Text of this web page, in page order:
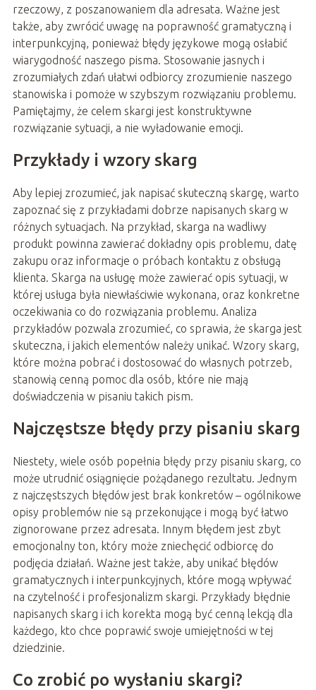
rzeczowy, z poszanowaniem dla adresata. Ważne jest
także, aby zwrócić uwagę na poprawność gramatyczną i
interpunkcyjną, ponieważ błędy językowe mogą osłabić
wiarygodność naszego pisma. Stosowanie jasnych i
zrozumiałych zdań ułatwi odbiorcy zrozumienie naszego
stanowiska i pomoże w szybszym rozwiązaniu problemu.
Pamiętajmy, że celem skargi jest konstruktywne
rozwiązanie sytuacji, a nie wyładowanie emocji.
Przykłady i wzory skarg
Aby lepiej zrozumieć, jak napisać skuteczną skargę, warto
zapoznać się z przykładami dobrze napisanych skarg w
różnych sytuacjach. Na przykład, skarga na wadliwy
produkt powinna zawierać dokładny opis problemu, datę
zakupu oraz informacje o próbach kontaktu z obsługą
klienta. Skarga na usługę może zawierać opis sytuacji, w
której usługa była niewłaściwie wykonana, oraz konkretne
oczekiwania co do rozwiązania problemu. Analiza
przykładów pozwala zrozumieć, co sprawia, że skarga jest
skuteczna, i jakich elementów należy unikać. Wzory skarg,
które można pobrać i dostosować do własnych potrzeb,
stanowią cenną pomoc dla osób, które nie mają
doświadczenia w pisaniu takich pism.
Najczęstsze błędy przy pisaniu skarg
Niestety, wiele osób popełnia błędy przy pisaniu skarg, co
może utrudnić osiągnięcie pożądanego rezultatu. Jednym
z najczęstszych błędów jest brak konkretów – ogólnikowe
opisy problemów nie są przekonujące i mogą być łatwo
zignorowane przez adresata. Innym błędem jest zbyt
emocjonalny ton, który może zniechęcić odbiorcę do
podjęcia działań. Ważne jest także, aby unikać błędów
gramatycznych i interpunkcyjnych, które mogą wpływać
na czytelność i profesjonalizm skargi. Przykłady błędnie
napisanych skarg i ich korekta mogą być cenną lekcją dla
każdego, kto chce poprawić swoje umiejętności w tej
dziedzinie.
Co zrobić po wysłaniu skargi?